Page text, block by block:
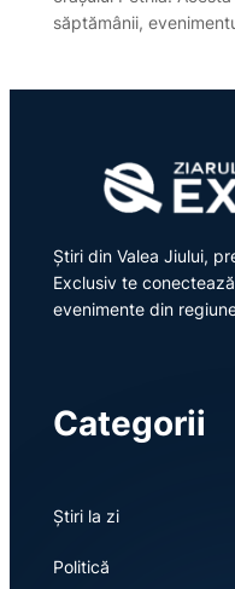
săptămânii,
Știri din Valea Jiului,
Exclusiv te
evenimente din
Categorii
Știri la zi
Politică